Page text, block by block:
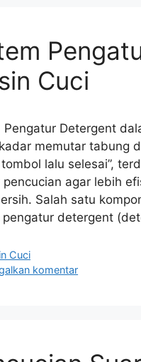
Cuci
Pengatur Detergent
memutar tabung
tombol lalu selesai”,
pencucian agar lebih
Salah satu
pengatur detergent
Cuci
komentar